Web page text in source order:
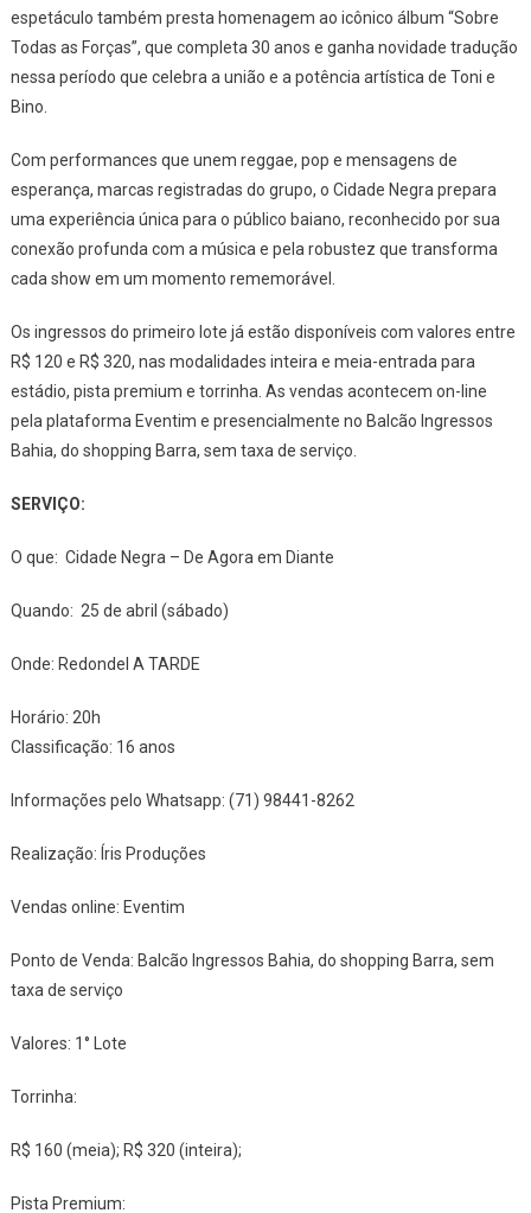
espetáculo também presta homenagem ao icônico álbum “Sobre
Todas as Forças”, que completa 30 anos e ganha novidade tradução
nessa período que celebra a união e a potência artística de Toni e
Bino.
Com performances que unem reggae, pop e mensagens de
esperança, marcas registradas do grupo, o Cidade Negra prepara
uma experiência única para o público baiano, reconhecido por sua
conexão profunda com a música e pela robustez que transforma
cada show em um momento rememorável.
Os ingressos do primeiro lote já estão disponíveis com valores entre
R$ 120 e R$ 320, nas modalidades inteira e meia-entrada para
estádio, pista premium e torrinha. As vendas acontecem on-line
pela plataforma Eventim e presencialmente no Balcão Ingressos
Bahia, do shopping Barra, sem taxa de serviço.
SERVIÇO:
O que: Cidade Negra – De Agora em Diante
Quando: 25 de abril (sábado)
Onde: Redondel A TARDE
Horário: 20h
Classificação: 16 anos
Informações pelo Whatsapp: (71) 98441-8262
Realização: Íris Produções
Vendas online: Eventim
Ponto de Venda: Balcão Ingressos Bahia, do shopping Barra, sem
taxa de serviço
Valores: 1° Lote
Torrinha:
R$ 160 (meia); R$ 320 (inteira);
Pista Premium: